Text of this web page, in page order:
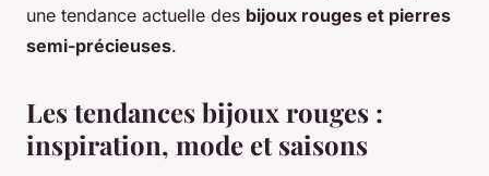
une tendance actuelle des bijoux rouges et pierres
semi-précieuses.
Les tendances bijoux rouges :
inspiration, mode et saisons